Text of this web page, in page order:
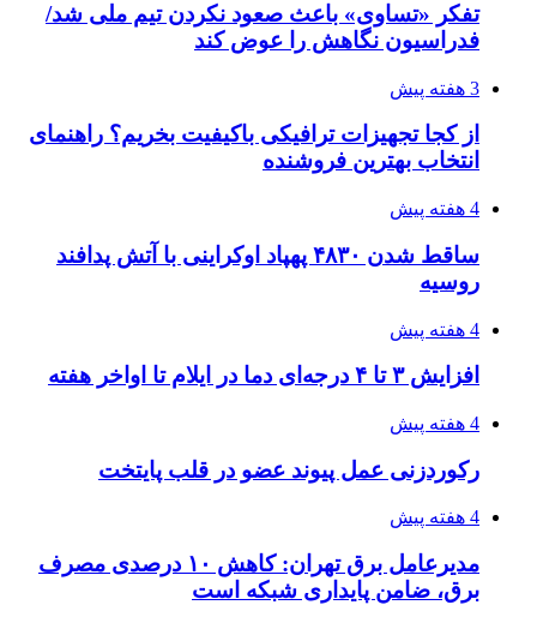
۱۴۲۰؛ راه ارتباطی بیمه شدگان تأمین‌اجتماعی
۱۴۰۵/۰۴/۱۶
احتمال بازگشت نرخ حمل دریایی به قبل از جنگ
طی ۲ تا ۳ ماه آینده
۱۴۰۵/۰۴/۱۵
شکست شاگردان قهرمانی مقابل چین تایپه/ تلاش
برای عنوان یازدهمی
۱۴۰۵/۰۴/۱۵
فروشگاه کتاب DMDBook | خرید کتاب فانتزی،
عاشقانه، دارک رومنس و رمان بدون حذفیات
راهنمای جامع خرید تجهیزات اندازه گیری؛ چطور
دقیق‌ترین ابزارها را آنلاین بخریم؟
۱۴۰۵/۰۴/۱۴
مراسم سوگواری امام شهید در کوهرنگ